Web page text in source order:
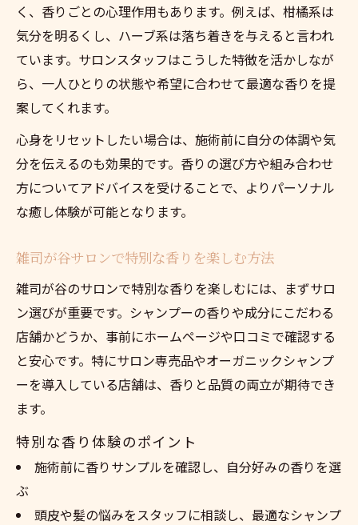
く、香りごとの心理作用もあります。例えば、柑橘系は
気分を明るくし、ハーブ系は落ち着きを与えると言われ
ています。サロンスタッフはこうした特徴を活かしなが
ら、一人ひとりの状態や希望に合わせて最適な香りを提
案してくれます。
心身をリセットしたい場合は、施術前に自分の体調や気
分を伝えるのも効果的です。香りの選び方や組み合わせ
方についてアドバイスを受けることで、よりパーソナル
な癒し体験が可能となります。
雑司が谷サロンで特別な香りを楽しむ方法
雑司が谷のサロンで特別な香りを楽しむには、まずサロ
ン選びが重要です。シャンプーの香りや成分にこだわる
店舗かどうか、事前にホームページや口コミで確認する
と安心です。特にサロン専売品やオーガニックシャンプ
ーを導入している店舗は、香りと品質の両立が期待でき
ます。
特別な香り体験のポイント
施術前に香りサンプルを確認し、自分好みの香りを選
ぶ
頭皮や髪の悩みをスタッフに相談し、最適なシャンプ